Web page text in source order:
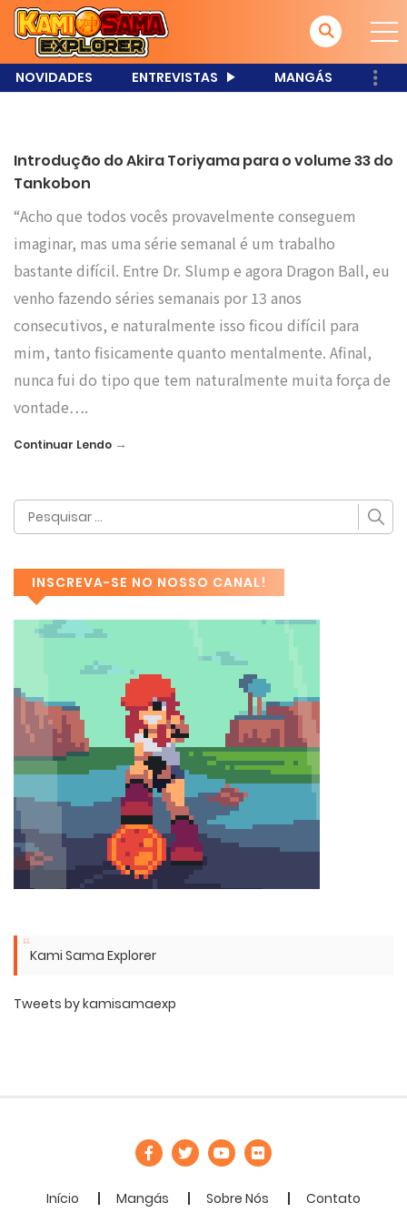
NOVIDADES ENTREVISTAS MANGÁS
Introdução do Akira Toriyama para o volume 33 do
Tankobon
“Acho que todos vocês provavelmente conseguem
imaginar, mas uma série semanal é um trabalho
bastante difícil. Entre Dr. Slump e agora Dragon Ball, eu
venho fazendo séries semanais por 13 anos
consecutivos, e naturalmente isso ficou difícil para
mim, tanto fisicamente quanto mentalmente. Afinal,
nunca fui do tipo que tem naturalmente muita força de
vontade….
Continuar Lendo →
INSCREVA-SE NO NOSSO CANAL!
Kami Sama Explorer
Tweets by kamisamaexp
Início Mangás Sobre Nós Contato